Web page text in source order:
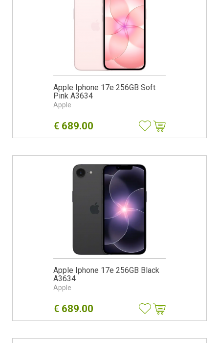
Apple Iphone 17e 256GB Soft
Pink A3634
Apple
€ 689.00
Apple Iphone 17e 256GB Black
A3634
Apple
€ 689.00